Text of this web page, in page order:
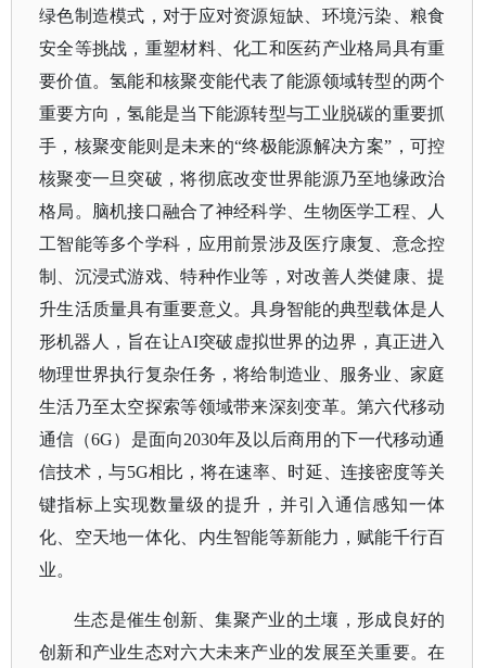
绿色制造模式，对于应对资源短缺、环境污染、粮食
安全等挑战，重塑材料、化工和医药产业格局具有重
要价值。氢能和核聚变能代表了能源领域转型的两个
重要方向，氢能是当下能源转型与工业脱碳的重要抓
手，核聚变能则是未来的“终极能源解决方案”，可控
核聚变一旦突破，将彻底改变世界能源乃至地缘政治
格局。脑机接口融合了神经科学、生物医学工程、人
工智能等多个学科，应用前景涉及医疗康复、意念控
制、沉浸式游戏、特种作业等，对改善人类健康、提
升生活质量具有重要意义。具身智能的典型载体是人
形机器人，旨在让AI突破虚拟世界的边界，真正进入
物理世界执行复杂任务，将给制造业、服务业、家庭
生活乃至太空探索等领域带来深刻变革。第六代移动
通信（6G）是面向2030年及以后商用的下一代移动通
信技术，与5G相比，将在速率、时延、连接密度等关
键指标上实现数量级的提升，并引入通信感知一体
化、空天地一体化、内生智能等新能力，赋能千行百
业。
生态是催生创新、集聚产业的土壤，形成良好的
创新和产业生态对六大未来产业的发展至关重要。在